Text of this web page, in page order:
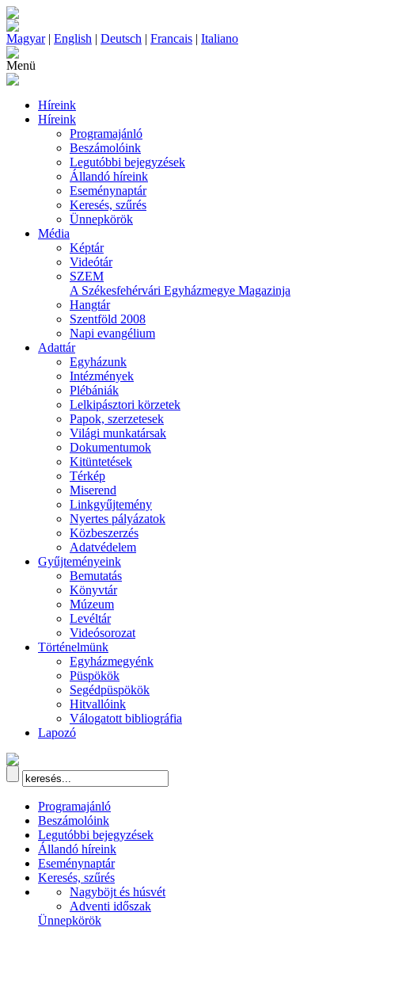
Magyar| English | Deutsch | Francais | Italiano
Menü
Híreink
Híreink
Programajánló
Beszámolóink
Legutóbbi bejegyzések
Állandó híreink
Eseménynaptár
Keresés, szűrés
Ünnepkörök
Média
Képtár
Videótár
SZEM
A Székesfehérvári Egyházmegye Magazinja
Hangtár
Szentföld 2008
Napi evangélium
Adattár
Egyházunk
Intézmények
Plébániák
Lelkipásztori körzetek
Papok, szerzetesek
Világi munkatársak
Dokumentumok
Kitüntetések
Térkép
Miserend
Linkgyűjtemény
Nyertes pályázatok
Közbeszerzés
Adatvédelem
Gyűjteményeink
Bemutatás
Könyvtár
Múzeum
Levéltár
Videósorozat
Történelmünk
Egyházmegyénk
Püspökök
Segédpüspökök
Hitvallóink
Válogatott bibliográfia
Lapozó
Programajánló
Beszámolóink
Legutóbbi bejegyzések
Állandó híreink
Eseménynaptár
Keresés, szűrés
Nagyböjt és húsvét
Adventi időszak
Ünnepkörök